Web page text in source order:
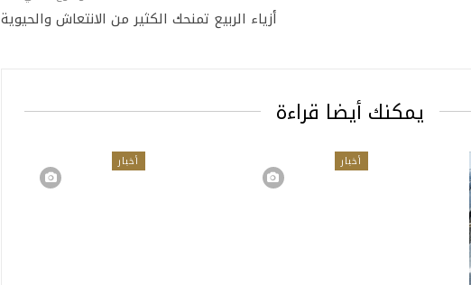
أزياء الربيع تمنحك الكثير من الانتعاش والحيوية
يمكنك أيضا قراءة
أخبار أخبار